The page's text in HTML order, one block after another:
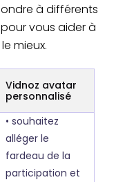
à différents
vous aider à
mieux.
Vidnoz avatar
personnalisé
• souhaitez
alléger le
fardeau de la
participation et